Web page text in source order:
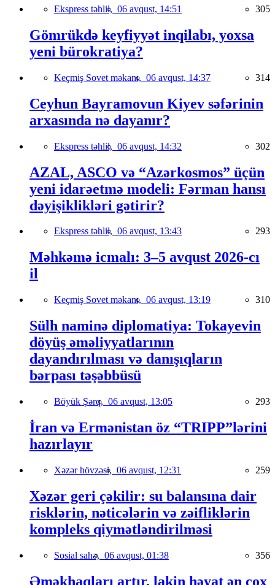
Ekspress təhlil, 06 avqust, 14:51 305
Gömrükdə keyfiyyət inqilabı, yoxsa
yeni bürokratiya?
Keçmiş Sovet məkanı, 06 avqust, 14:37 314
Ceyhun Bayramovun Kiyev səfərinin
arxasında nə dayanır?
Ekspress təhlil, 06 avqust, 14:32 302
AZAL, ASCO və “Azərkosmos” üçün
yeni idarəetmə modeli: Fərman hansı
dəyişiklikləri gətirir?
Ekspress təhlil, 06 avqust, 13:43 293
Məhkəmə icmalı: 3–5 avqust 2026-cı
il
Keçmiş Sovet məkanı, 06 avqust, 13:19 310
Sülh naminə diplomatiya: Tokayevin
döyüş əməliyyatlarının
dayandırılması və danışıqların
bərpası təşəbbüsü
Böyük Şərq, 06 avqust, 13:05 293
İran və Ermənistan öz “TRIPP”lərini
hazırlayır
Xəzər hövzəsi, 06 avqust, 12:31 259
Xəzər geri çəkilir: su balansına dair
risklərin, nəticələrin və zəifliklərin
kompleks qiymətləndirilməsi
Sosial sahə, 06 avqust, 01:38 356
Əməkhaqları artır, lakin həyat ən çox